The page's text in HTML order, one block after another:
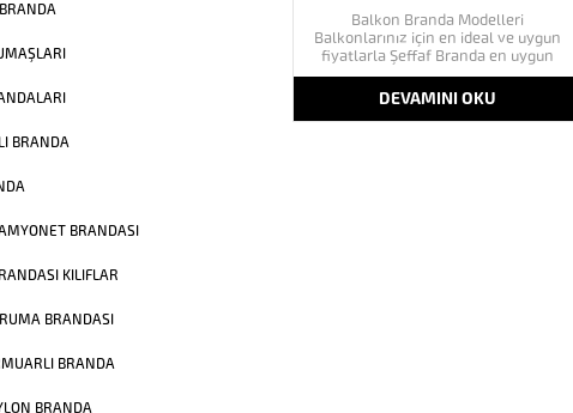
Balkon Branda Modelleri
Balkonlarınız için en ideal ve uygun
fiyatlarla Şeffaf Branda en uygun
fiyat avantajları ile göktaş branda
sistemlerinde. Şeffaf Branda Nedir ?
Şeffaf mika branda cam gibi bir
yüzeye sahiptir. bu ürünü kamelya ve
DEVAMINI OKU
BRANDA
BRANDASI
KILIFLAR
BRANDASI
BRANDA
BRANDA